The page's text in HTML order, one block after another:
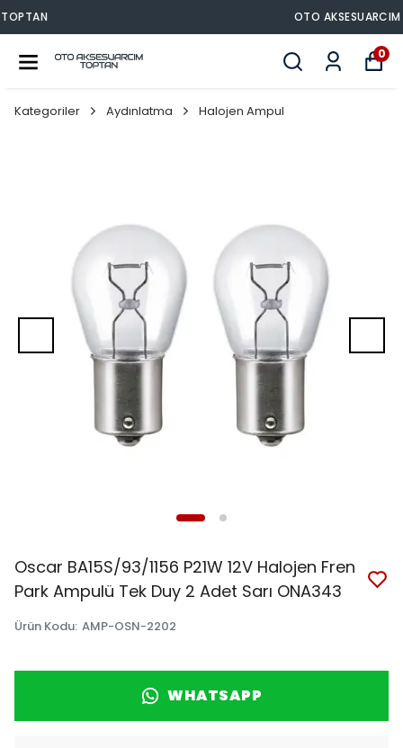
0
Kategoriler Aydınlatma Halojen Ampul
Oscar BA15S/93/1156 P21W 12V Halojen Fren
Park Ampulü Tek Duy 2 Adet Sarı ONA343
Ürün Kodu: AMP-OSN-2202
WHATSAPP